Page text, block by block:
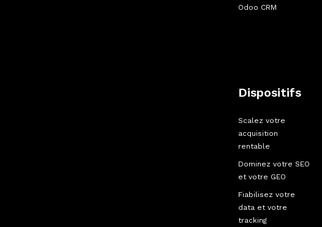
Odoo CRM
Dispositifs
Scalez votre
acquisition
rentable
Dominez votre SEO
et votre GEO
Fiabilisez votre
data et votre
tracking